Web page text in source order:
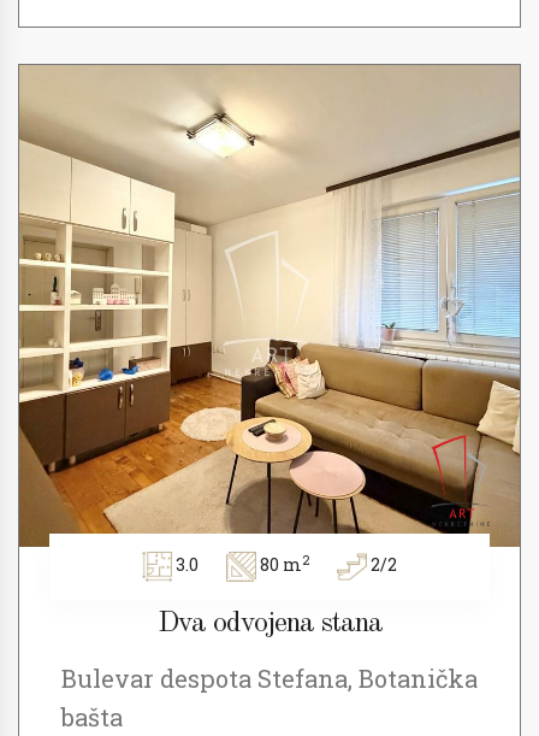
3.0 80 m2 2/2
Dva odvojena stana
Bulevar despota Stefana, Botanička
bašta